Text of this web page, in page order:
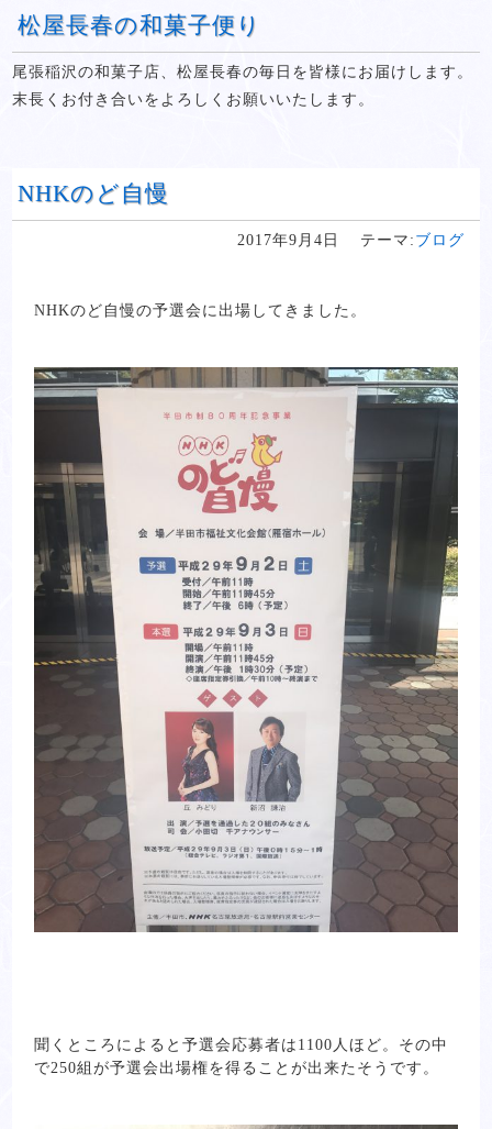
松屋長春の和菓子便り
尾張稲沢の和菓子店、松屋長春の毎日を皆様にお届けします。
末長くお付き合いをよろしくお願いいたします。
NHKのど自慢
2017年9月4日 テーマ: ブログ
NHKのど自慢の予選会に出場してきました。
聞くところによると予選会応募者は1100人ほど。その中
で250組が予選会出場権を得ることが出来たそうです。